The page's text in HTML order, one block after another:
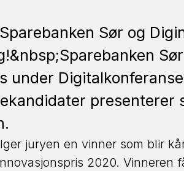
Sør og
under
presenterer
juryen en vinner som blir
2020. Vinneren